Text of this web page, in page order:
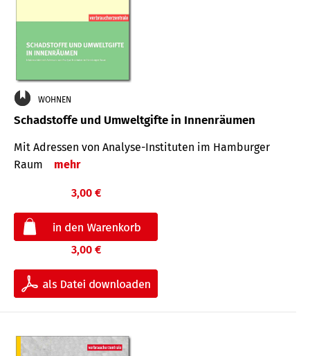
WOHNEN
Schadstoffe und Umweltgifte in Innenräumen
Mit Adressen von Analyse-Insti­tuten im Hamburger
Raum
mehr
3,00 €
3,00 €